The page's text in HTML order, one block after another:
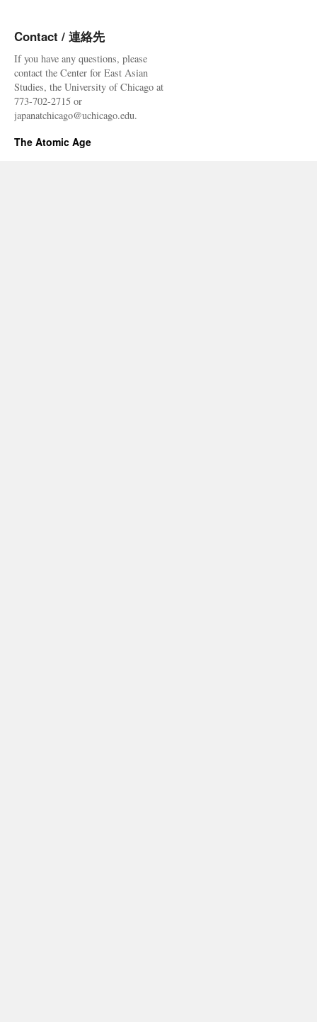
Contact / 連絡先
If you have any questions, please
contact the Center for East Asian
Studies, the University of Chicago at
773-702-2715 or
japanatchicago@uchicago.edu.
The Atomic Age